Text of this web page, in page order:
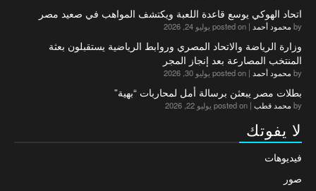
اتحاد الهوكي يوسع قاعدة اللعبة ويكتشف المواهب في صعيد مصر
by محمود أحمد | posted on يوليو 24, 2026
وزارة الرياضة والاتحاد المصري وروابط الرياضية يستقبلون بعثة
المنتخب المصارعة بعد إنجاز المجر
by محمود أحمد | posted on يوليو 30, 2026
بطلات مصر يبعثن برسالة أمل لمحاربات “بهية”
by محمد قطب | posted on يوليو 22, 2026
لا يفوتك
فيديوهات
صور